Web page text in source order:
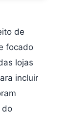
de
focado
lojas
incluir
do